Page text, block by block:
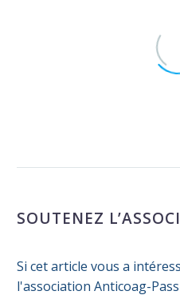
cardiovasculaire chez la
compromettent la santé
SOUTENEZ
Si cet article vous a
l'association Anticoag-